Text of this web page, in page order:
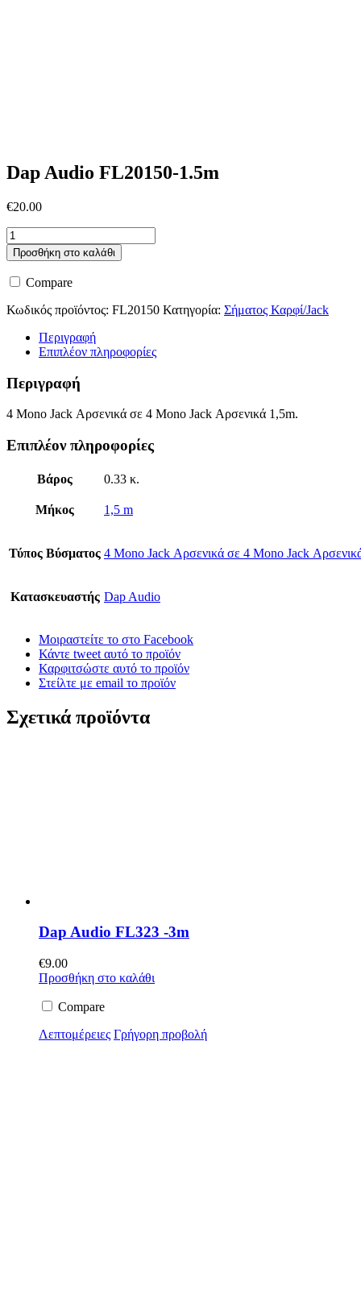
Dap Audio FL20150-1.5m
€20.00
Dap
Audio
FL20150-
1.5m
ποσότητα
Προσθήκη στο καλάθι
Compare
Κωδικός προϊόντος: FL20150 Κατηγορία: Σήματος Καρφί/Jack
Περιγραφή
Επιπλέον πληροφορίες
Περιγραφή
4 Mono Jack Αρσενικά σε 4 Mono Jack Αρσενικά 1,5m.
Επιπλέον πληροφορίες
Βάρος 0.33 κ.
Μήκος 1,5 m
Τύπος Βύσματος 4 Mono Jack Αρσενικά σε 4 Mono Jack
Κατασκευαστής Dap Audio
Μοιραστείτε το στο Facebook
Κάντε tweet αυτό το προϊόν
Καρφιτσώστε αυτό το προϊόν
Στείλτε με email το προϊόν
Σχετικά προϊόντα
Dap Audio FL323 -3m
€9.00
Προσθήκη στο καλάθι
Compare
Λεπτομέρειες Γρήγορη προβολή